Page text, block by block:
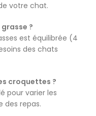
votre chat.
?
est équilibrée (4
des chats
croquettes ?
pour varier les
des repas.